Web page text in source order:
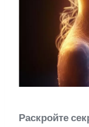
Раскройте